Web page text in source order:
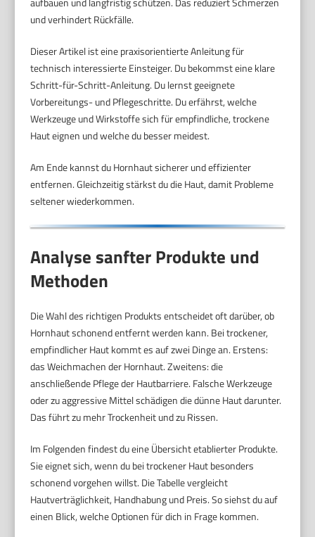
und verhindert Rückfälle.
Dieser Artikel ist eine praxisorientierte Anleitung für
technisch interessierte Einsteiger. Du bekommst eine klare
Schritt-für-Schritt-Anleitung. Du lernst geeignete
Vorbereitungs- und Pflegeschritte. Du erfährst, welche
Werkzeuge und Wirkstoffe sich für empfindliche, trockene
Haut eignen und welche du besser meidest.
Am Ende kannst du Hornhaut sicherer und effizienter
entfernen. Gleichzeitig stärkst du die Haut, damit Probleme
seltener wiederkommen.
Analyse sanfter Produkte und
Methoden
Die Wahl des richtigen Produkts entscheidet oft darüber, ob
Hornhaut schonend entfernt werden kann. Bei trockener,
empfindlicher Haut kommt es auf zwei Dinge an. Erstens:
das Weichmachen der Hornhaut. Zweitens: die
anschließende Pflege der Hautbarriere. Falsche Werkzeuge
oder zu aggressive Mittel schädigen die dünne Haut darunter.
Das führt zu mehr Trockenheit und zu Rissen.
Im Folgenden findest du eine Übersicht etablierter Produkte.
Sie eignet sich, wenn du bei trockener Haut besonders
schonend vorgehen willst. Die Tabelle vergleicht
Hautverträglichkeit, Handhabung und Preis. So siehst du auf
einen Blick, welche Optionen für dich in Frage kommen.